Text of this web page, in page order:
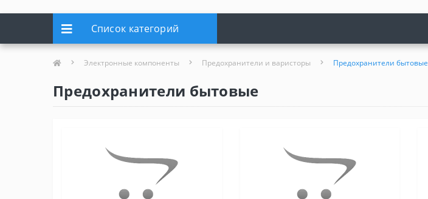
Список категорий
Электронные компоненты Предохранители и варисторы Предохранители бытовые
Предохранители бытовые